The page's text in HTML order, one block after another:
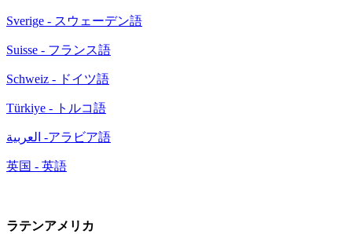
Sverige - スウェーデン語
Suisse - フランス語
Schweiz - ドイツ語
Türkiye - トルコ語
العربية -アラビア語
英国 - 英語
ラテンアメリカ